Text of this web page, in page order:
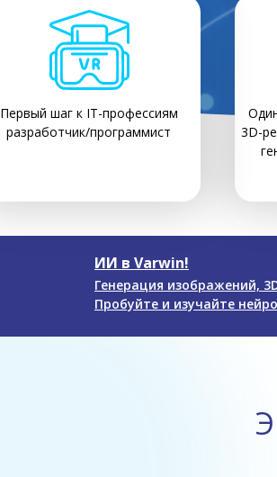
3D-
Первый шаг к IT-профессиям
разработчик/программист
Генерация изображений,
Пробуйте и изучайте
ИИ в Varwin!